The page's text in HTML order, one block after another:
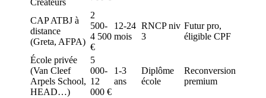
Créateurs
CAP ATBJ à
distance
(Greta, AFPA)
2
500-
4 500
€
12-24
mois
RNCP niv
3
Futur pro,
éligible CPF
École privée
(Van Cleef
Arpels School,
HEAD…)
5
000-
12
000 €
1-3
ans
Diplôme
école
Reconversion
premium